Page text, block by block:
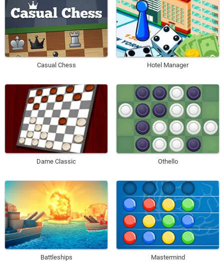
Casual Chess Hotel Manager
Dame Classic Othello
Battleships Mastermind